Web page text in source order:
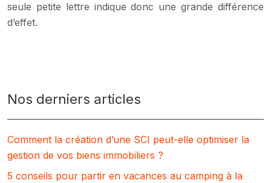
seule petite lettre indique donc une grande différence
d’effet.
Nos derniers articles
Comment la création d’une SCI peut-elle optimiser la
gestion de vos biens immobiliers ?
5 conseils pour partir en vacances au camping à la